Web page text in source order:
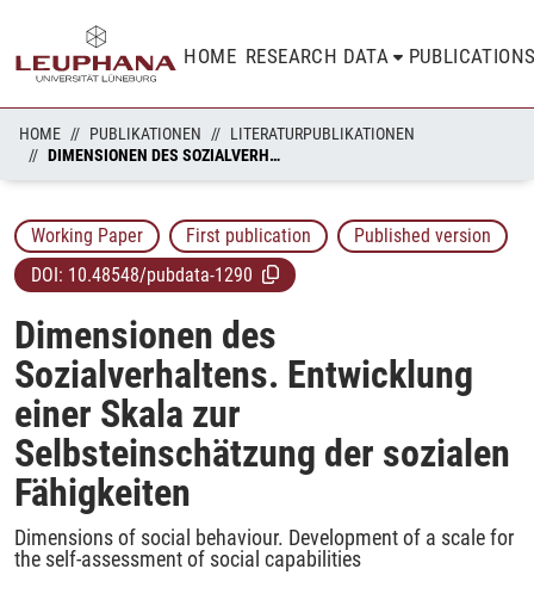
HOME RESEARCH DATA
HOME PUBLIKATIONEN
LITERATURPUBLIKATIONEN
DIMENSIONEN DES SOZIALVERHALTENS. ENTWICKLUNG EINER SKALA ZUR SELBSTEINSCHÄTZUNG DER SOZIALEN FÄHIGKEITEN
Working Paper First publication
Published version
DOI: 10.48548/pubdata-1290
Dimensionen des
Sozialverhaltens. Entwicklung
einer Skala zur
Selbsteinschätzung der sozialen
Fähigkeiten
Dimensions of social behaviour. Development of a scale for
the self-assessment of social capabilities